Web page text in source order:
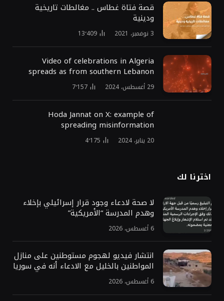
قصة فتاة غطاس .. مغالطات تاريخية
ودينية
3 نوفمبر، 2021 13٬409
Video of celebrations in Algeria
spreads as from southern Lebanon
29 أغسطس، 2024 7٬157
Hoda Jannat on X: example of
spreading misinformation
20 يناير، 2024 4٬175
اخترنا لك
لا صحة لادعاء وجود قرار إسرائيلي بإخلاء
وهدم المدرسة “الأمريكية”
6 أغسطس، 2026
انتشار فيديو لهجوم مستوطنين على منازل
المواطنين بالخليل مع الادعاء أنه في سوريا
6 أغسطس، 2026